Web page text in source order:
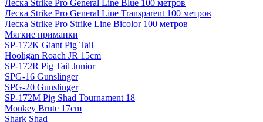
Леска Strike Pro General Line Blue 100 метров
Леска Strike Pro General Line Transparent 100 метров
Леска Strike Pro Strike Line Bicolor 100 метров
Мягкие приманки
SP-172K Giant Pig Tail
Hooligan Roach JR 15cm
SP-172R Pig Tail Junior
SPG-16 Gunslinger
SPG-20 Gunslinger
SP-172M Pig Shad Tournament 18
Monkey Brute 17cm
Shark Shad